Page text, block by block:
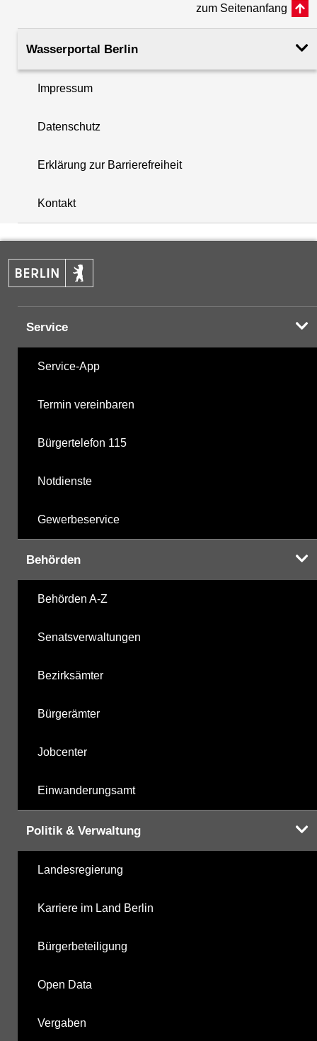
+
−
zum Seitenanfang
Wasserportal Berlin
Impressum
Datenschutz
Erklärung zur Barrierefreiheit
Kontakt
Service
Service-App
Termin vereinbaren
Bürgertelefon 115
Notdienste
Gewerbeservice
Behörden
Behörden A-Z
Senatsverwaltungen
Bezirksämter
Bürgerämter
Jobcenter
Einwanderungsamt
Politik & Verwaltung
Landesregierung
Karriere im Land Berlin
Bürgerbeteiligung
Open Data
Vergaben